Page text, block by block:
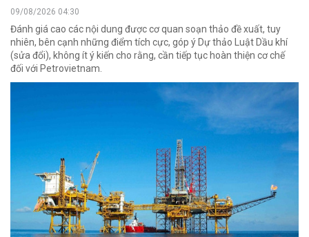
09/08/2026 04:30
Đánh giá cao các nội dung được cơ quan soạn thảo đề xuất, tuy
nhiên, bên cạnh những điểm tích cực, góp ý Dự thảo Luật Dầu khí
(sửa đổi), không ít ý kiến cho rằng, cần tiếp tục hoàn thiện cơ chế
đối với Petrovietnam.